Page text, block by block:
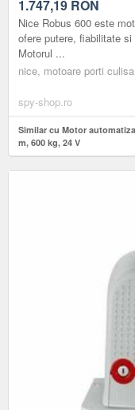
1.747,19 RON
Nice Robus 600 este
ofere putere, fiabilitate
Motorul ...
nice, motoare porti
spy-shop.ro
Similar cu Motor
m, 600 kg, 24 V